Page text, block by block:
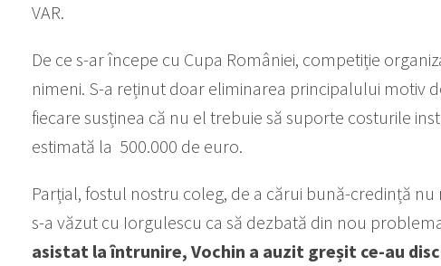
VAR.
De ce s-ar începe cu Cupa României, competiție
nimeni. S-a reținut doar eliminarea principalului motiv
fiecare susținea că nu el trebuie să suporte costurile
estimată la 500.000 de euro.
Parțial, fostul nostru coleg, de a cărui bună-credință
s-a văzut cu Iorgulescu ca să dezbată din nou
asistat la întrunire, Vochin a auzit greșit ce-au